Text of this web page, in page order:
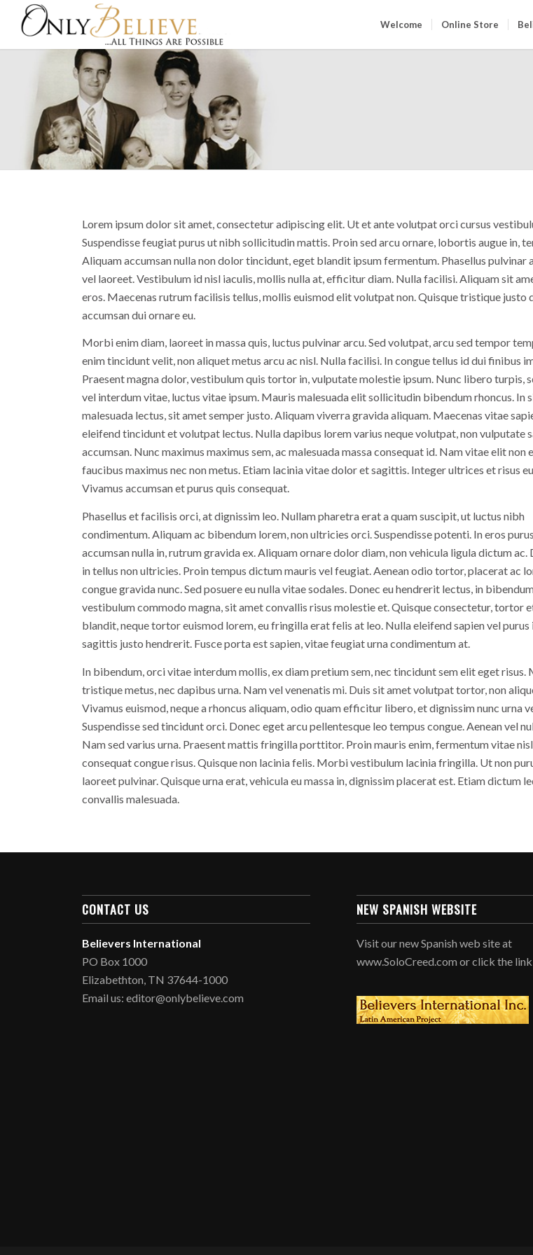
Welcome Online Store
Lorem ipsum dolor sit amet, consectetur adipiscing elit. Ut et ante volutpat orci cursus
Suspendisse feugiat purus ut nibh sollicitudin mattis. Proin sed arcu ornare, lobortis augue in,
Aliquam accumsan nulla non dolor tincidunt, eget blandit ipsum fermentum. Phasellus pulvinar
vel laoreet. Vestibulum id nisl iaculis, mollis nulla at, efficitur diam. Nulla facilisi. Aliquam sit
eros. Maecenas rutrum facilisis tellus, mollis euismod elit volutpat non. Quisque tristique justo
accumsan dui ornare eu.
Morbi enim diam, laoreet in massa quis, luctus pulvinar arcu. Sed volutpat, arcu sed tempor
enim tincidunt velit, non aliquet metus arcu ac nisl. Nulla facilisi. In congue tellus id dui finibus
Praesent magna dolor, vestibulum quis tortor in, vulputate molestie ipsum. Nunc libero turpis,
vel interdum vitae, luctus vitae ipsum. Mauris malesuada elit sollicitudin bibendum rhoncus. In
malesuada lectus, sit amet semper justo. Aliquam viverra gravida aliquam. Maecenas vitae
eleifend tincidunt et volutpat lectus. Nulla dapibus lorem varius neque volutpat, non vulputate
accumsan. Nunc maximus maximus sem, ac malesuada massa consequat id. Nam vitae elit non
faucibus maximus nec non metus. Etiam lacinia vitae dolor et sagittis. Integer ultrices et risus
Vivamus accumsan et purus quis consequat.
Phasellus et facilisis orci, at dignissim leo. Nullam pharetra erat a quam suscipit, ut luctus nibh
condimentum. Aliquam ac bibendum lorem, non ultricies orci. Suspendisse potenti. In eros
accumsan nulla in, rutrum gravida ex. Aliquam ornare dolor diam, non vehicula ligula dictum ac.
in tellus non ultricies. Proin tempus dictum mauris vel feugiat. Aenean odio tortor, placerat ac
congue gravida nunc. Sed posuere eu nulla vitae sodales. Donec eu hendrerit lectus, in
vestibulum commodo magna, sit amet convallis risus molestie et. Quisque consectetur, tortor
blandit, neque tortor euismod lorem, eu fringilla erat felis at leo. Nulla eleifend sapien vel
sagittis justo hendrerit. Fusce porta est sapien, vitae feugiat urna condimentum at.
In bibendum, orci vitae interdum mollis, ex diam pretium sem, nec tincidunt sem elit eget risus.
tristique metus, nec dapibus urna. Nam vel venenatis mi. Duis sit amet volutpat tortor, non
Vivamus euismod, neque a rhoncus aliquam, odio quam efficitur libero, et dignissim nunc urna
Suspendisse sed tincidunt orci. Donec eget arcu pellentesque leo tempus congue. Aenean vel
Nam sed varius urna. Praesent mattis fringilla porttitor. Proin mauris enim, fermentum vitae
consequat congue risus. Quisque non lacinia felis. Morbi vestibulum lacinia fringilla. Ut non
laoreet pulvinar. Quisque urna erat, vehicula eu massa in, dignissim placerat est. Etiam dictum
convallis malesuada.
CONTACT US
Believers International
PO Box 1000
Elizabethton, TN 37644-1000
Email us: editor@onlybelieve.com
NEW SPANISH WEBSITE
Visit our new Spanish web site at
www.SoloCreed.com or click the